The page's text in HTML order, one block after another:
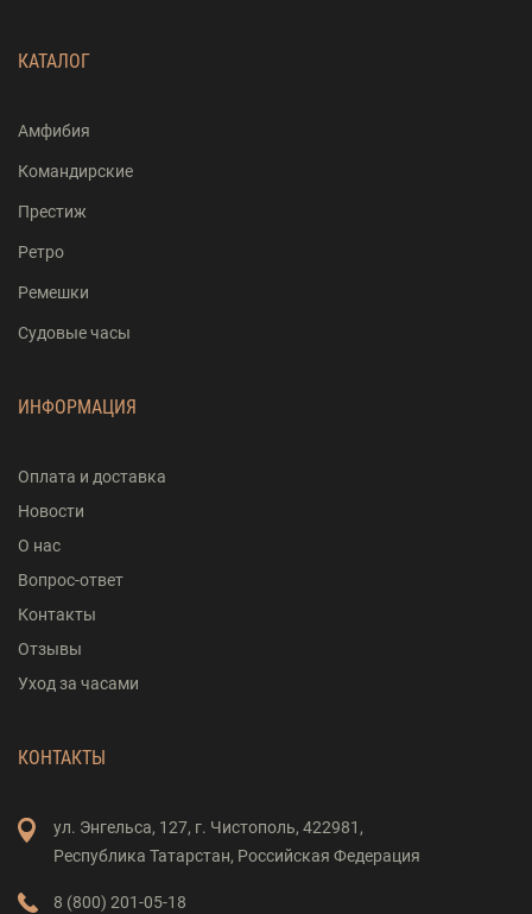
КАТАЛОГ
Амфибия
Командирские
Престиж
Ретро
Ремешки
Судовые часы
ИНФОРМАЦИЯ
Оплата и доставка
Новости
О нас
Вопрос-ответ
Контакты
Отзывы
Уход за часами
КОНТАКТЫ
ул. Энгельса, 127, г. Чистополь, 422981,
Республика Татарстан, Российская Федерация
8 (800) 201-05-18